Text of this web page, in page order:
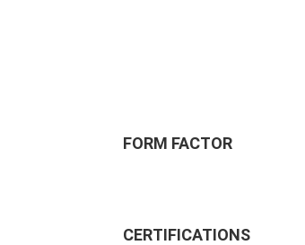
FORM FACTOR
CERTIFICATIONS